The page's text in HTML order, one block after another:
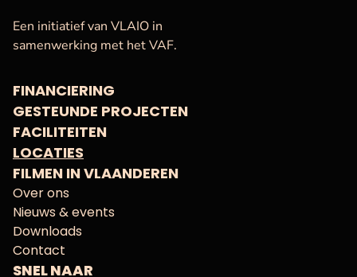
VAF
Een initiatief van VLAIO in
samenwerking met het VAF.
FINANCIERING
GESTEUNDE PROJECTEN
FACILITEITEN
LOCATIES
FILMEN IN VLAANDEREN
Over ons
Nieuws & events
Downloads
Contact
SNEL NAAR